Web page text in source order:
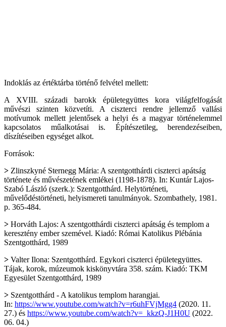
Indoklás az értéktárba történő felvétel mellett:
A XVIII. századi barokk épületegyüttes kora világfelfogását
művészi szinten közvetíti. A ciszterci rendre jellemző vallási
motívumok mellett jelentősek a helyi és a magyar történelemmel
kapcsolatos műalkotásai is. Építészetileg, berendezéseiben,
díszítéseiben egységet alkot.
Források:
> Zlinszkyné Sternegg Mária: A szentgotthárdi ciszterci apátság
története és művészetének emlékei (1198-1878). In: Kuntár Lajos-
Szabó László (szerk.): Szentgotthárd. Helytörténeti,
művelődéstörténeti, helyismereti tanulmányok. Szombathely, 1981.
p. 365-484.
> Horváth Lajos: A szentgotthárdi ciszterci apátság és templom a
keresztény ember szemével. Kiadó: Római Katolikus Plébánia
Szentgotthárd, 1989
> Valter Ilona: Szentgotthárd. Egykori ciszterci épületegyüttes.
Tájak, korok, múzeumok kiskönyvtára 358. szám. Kiadó: TKM
Egyesület Szentgotthárd, 1989
> Szentgotthárd - A katolikus templom harangjai.
In: https://www.youtube.com/watch?v=r6uhFVjMgg4 (2020. 11.
27.) és https://www.youtube.com/watch?v=_kkzQ-J1H0U (2022.
06. 04.)